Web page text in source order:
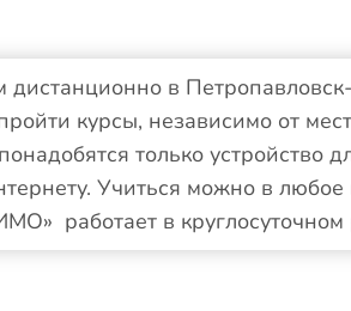
в
курсы, независимо от
только устройство
Учиться можно в любое
работает в